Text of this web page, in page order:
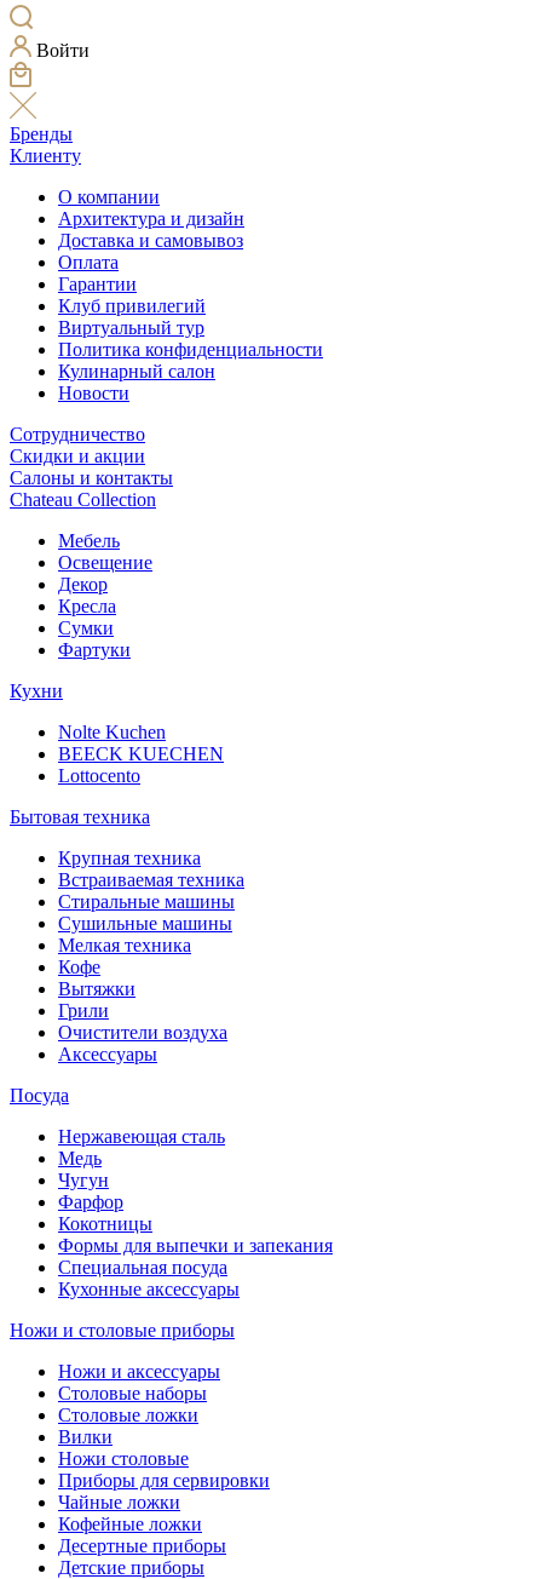
Войти
Бренды
Клиенту
О компании
Архитектура и дизайн
Доставка и самовывоз
Оплата
Гарантии
Клуб привилегий
Виртуальный тур
Политика конфиденциальности
Кулинарный салон
Новости
Сотрудничество
Скидки и акции
Салоны и контакты
Chateau Collection
Мебель
Освещение
Декор
Кресла
Сумки
Фартуки
Кухни
Nolte Kuchen
BEECK KUECHEN
Lottocento
Бытовая техника
Крупная техника
Встраиваемая техника
Стиральные машины
Сушильные машины
Мелкая техника
Кофе
Вытяжки
Грили
Очистители воздуха
Аксессуары
Посуда
Нержавеющая сталь
Медь
Чугун
Фарфор
Кокотницы
Формы для выпечки и запекания
Специальная посуда
Кухонные аксессуары
Ножи и столовые приборы
Ножи и аксессуары
Столовые наборы
Столовые ложки
Вилки
Ножи столовые
Приборы для сервировки
Чайные ложки
Кофейные ложки
Десертные приборы
Детские приборы